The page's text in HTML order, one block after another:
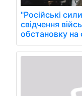
"Російські
свідчення
обстановку на